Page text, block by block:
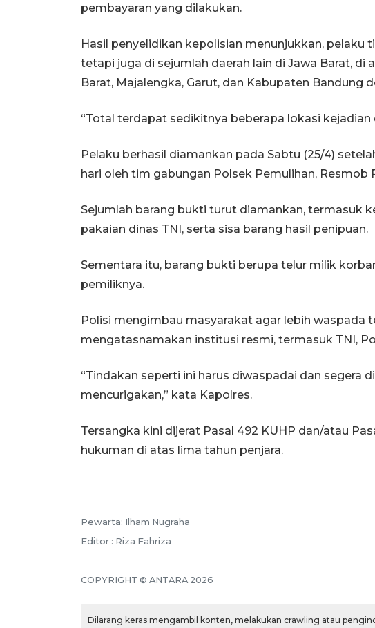
pembayaran yang dilakukan.
Hasil penyelidikan kepolisian menunjukkan, pelaku
tetapi juga di sejumlah daerah lain di Jawa Barat, di
Barat, Majalengka, Garut, dan Kabupaten Bandung
“Total terdapat sedikitnya beberapa lokasi kejadian
Pelaku berhasil diamankan pada Sabtu (25/4)
hari oleh tim gabungan Polsek Pemulihan, Resmob
Sejumlah barang bukti turut diamankan, termasuk
pakaian dinas TNI, serta sisa barang hasil penipuan.
Sementara itu, barang bukti berupa telur milik
pemiliknya.
Polisi mengimbau masyarakat agar lebih waspada
mengatasnamakan institusi resmi, termasuk TNI,
“Tindakan seperti ini harus diwaspadai dan segera
mencurigakan,” kata Kapolres.
Tersangka kini dijerat Pasal 492 KUHP dan/atau
hukuman di atas lima tahun penjara.
Pewarta: Ilham Nugraha
Editor : Riza Fahriza
COPYRIGHT © ANTARA 2026
Dilarang keras mengambil konten, melakukan crawling atau